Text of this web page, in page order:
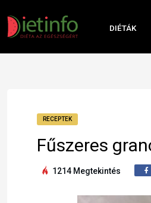
DIÉTÁK
RECEPTEK
Fűszeres
1214 Megtekintés